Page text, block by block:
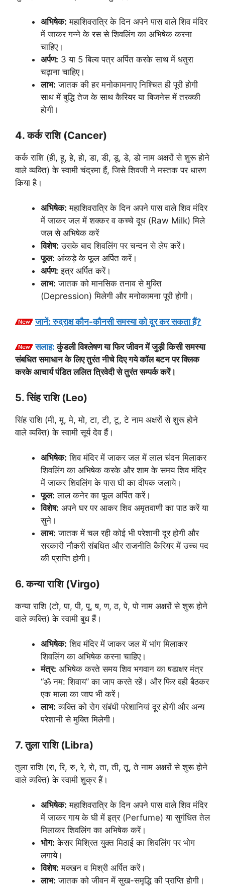
अभिषेक: महाशिवरात्रि के दिन अपने पास वाले शिव मंदिर
में जाकर गन्ने के रस से शिवलिंग का अभिषेक करना
चाहिए।
अर्पण: 3 या 5 बिल्व पत्र अर्पित करके साथ में धतुरा
चढ़ाना चाहिए।
लाभ: जातक की हर मनोकामनाए निश्चित ही पूरी होगी
साथ में बुद्धि तेज के साथ कैरियर या बिजनेस में तरक्की
होगी।
4. कर्क राशि (Cancer)
कर्क राशि (ही, हू, हे, हो, डा, डी, डू, डे, डो नाम अक्षरों से शुरू होने
वाले व्यक्ति) के स्वामी चंद्रमा हैं, जिसे शिवजी ने मस्तक पर धारण
किया है।
अभिषेक: महाशिवरात्रि के दिन अपने पास वाले शिव मंदिर
में जाकर जल में शक्कर व कच्चे दूध (Raw Milk) मिले
जल से अभिषेक करें
विशेष: उसके बाद शिवलिंग पर चन्दन से लेप करें।
फूल: आंकड़े के फूल अर्पित करें।
अर्पण: इत्र अर्पित करें।
लाभ: जातक को मानसिक तनाव से मुक्ति
(Depression) मिलेगी और मनोकामना पूरी होगी।
जानें: रुद्राक्ष कौन-कौनसी समस्या को दूर कर सकता हैं?
सलाह: कुंडली विश्लेषण या फिर जीवन में जुड़ी किसी समस्या
संबधित समाधान के लिए तुरंत नीचे दिए गये कॉल बटन पर क्लिक
करके आचार्य पंडित ललित त्रिवेदी से तुरंत सम्पर्क करें।
5. सिंह राशि (Leo)
सिंह राशि (मी, मू, मे, मो, टा, टी, टू, टे नाम अक्षरों से शुरू होने
वाले व्यक्ति) के स्वामी सूर्य देव हैं।
अभिषेक: शिव मंदिर में जाकर जल में लाल चंदन मिलाकर
शिवलिंग का अभिषेक करके और शाम के समय शिव मंदिर
में जाकर शिवलिंग के पास घी का दीपक जलाये।
फूल: लाल कनेर का फूल अर्पित करें।
विशेष: अपने घर पर आकर शिव अमृतवाणी का पाठ करें या
सुने।
लाभ: जातक में चल रही कोई भी परेशानी दूर होगी और
सरकारी नौकरी संबधित और राजनीति कैरियर में उच्च पद
की प्राप्ति होगी।
6. कन्या राशि (Virgo)
कन्या राशि (टो, पा, पी, पू, ष, ण, ठ, पे, पो नाम अक्षरों से शुरू होने
वाले व्यक्ति) के स्वामी बुध हैं।
अभिषेक: शिव मंदिर में जाकर जल में भांग मिलाकर
शिवलिंग का अभिषेक करना चाहिए।
मंत्र: अभिषेक करते समय शिव भगवान का षडाक्षर मंत्र
“ॐ नम: शिवाय” का जाप करते रहें। और फिर वही बैठकर
एक माला का जाप भी करें।
लाभ: व्यक्ति को रोग संबंधी परेशानियां दूर होगी और अन्य
परेशानी से मुक्ति मिलेगी।
7. तुला राशि (Libra)
तुला राशि (रा, रि, रु, रे, रो, ता, ती, तू, ते नाम अक्षरों से शुरू होने
वाले व्यक्ति) के स्वामी शुक्र हैं।
अभिषेक: महाशिवरात्रि के दिन अपने पास वाले शिव मंदिर
में जाकर गाय के घी में इत्र (Perfume) या सुगंधित तेल
मिलाकर शिवलिंग का अभिषेक करें।
भोग: केसर मिश्रित युक्त मिठाई का शिवलिंग पर भोग
लगाये।
विशेष: मक्खन व मिश्री अर्पित करें।
लाभ: जातक को जीवन में सुख-समृद्धि की प्राप्ति होगी।